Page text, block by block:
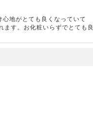
心地がとても良くなっていて
す。お化粧いらずでとても良